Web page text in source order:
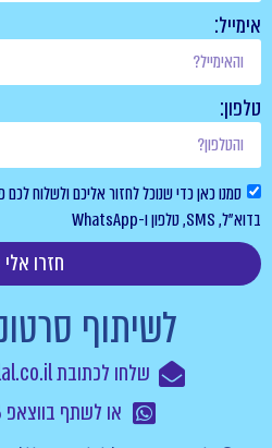
אימייל:
טלפון:
סמנו כאן כדי שנוכל לחזור אליכם ולשלוח
בדוא”ל, SMS, טלפון ו-WhatsApp
חזרו
לשיתוף
שלחו לכתובת office@male-halal.co.il
או לשתף בווצאפ 055-5637808